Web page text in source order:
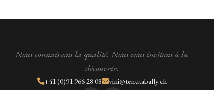
Nous connaissons la qualité. Nous vous invitons à la
découvrir.
+41 (0)91 966 28 08 vini@tenutabally.ch